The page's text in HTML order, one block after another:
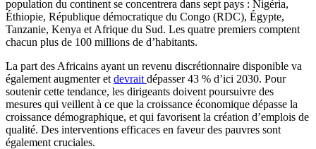
population du continent se concentrera dans sept pays : Nigéria,
Éthiopie, République démocratique du Congo (RDC), Égypte,
Tanzanie, Kenya et Afrique du Sud. Les quatre premiers comptent
chacun plus de 100 millions de d’habitants.
La part des Africains ayant un revenu discrétionnaire disponible va
également augmenter et devrait dépasser 43 % d’ici 2030. Pour
soutenir cette tendance, les dirigeants doivent poursuivre des
mesures qui veillent à ce que la croissance économique dépasse la
croissance démographique, et qui favorisent la création d’emplois de
qualité. Des interventions efficaces en faveur des pauvres sont
également cruciales.